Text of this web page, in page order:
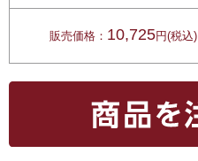
販売価格： 10,725円(税込)